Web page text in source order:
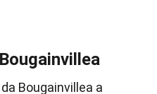
Bougainvillea a